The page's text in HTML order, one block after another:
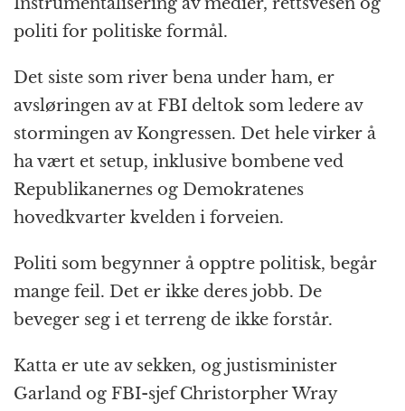
Instrumentalisering av medier, rettsvesen og
politi for politiske formål.
Det siste som river bena under ham, er
avsløringen av at FBI deltok som ledere av
stormingen av Kongressen. Det hele virker å
ha vært et setup, inklusive bombene ved
Republikanernes og Demokratenes
hovedkvarter kvelden i forveien.
Politi som begynner å opptre politisk, begår
mange feil. Det er ikke deres jobb. De
beveger seg i et terreng de ikke forstår.
Katta er ute av sekken, og justisminister
Garland og FBI-sjef Christorpher Wray